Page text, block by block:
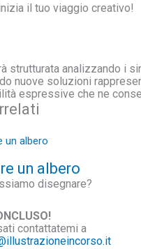
il tuo viaggio creativo!
strutturata analizzando i
nuove soluzioni
espressive che ne
un albero
disegnare?
contattatemi a